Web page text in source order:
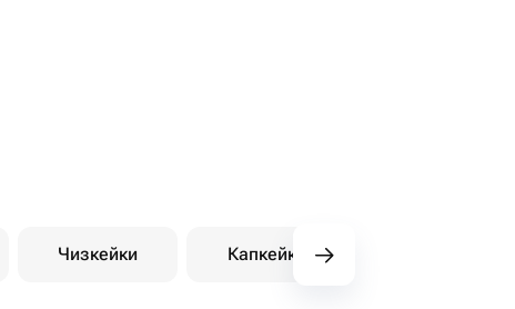
Чизкейки Капкейки